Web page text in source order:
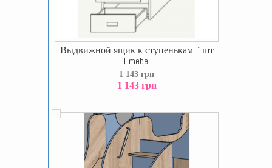
Выдвижной ящик к ступенькам, 1шт
Fmebel
1 143 грн
1 143 грн